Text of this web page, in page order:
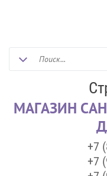
МАГАЗИН
+7
+7